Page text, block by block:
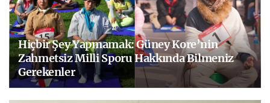
Hiçbir Şey Yapmamak: Güney Kore’nin
Zahmetsiz Milli Sporu Hakkında Bilmeniz
Gerekenler